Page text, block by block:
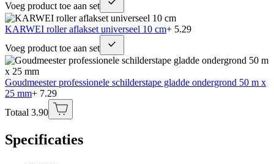
Voeg product toe aan set
KARWEI roller aflakset universeel 10 cm+ 5.29
Voeg product toe aan set
Goudmeester professionele schilderstape gladde ondergrond 50 m x
25 mm+ 7.29
Totaal 3.90
Specificaties